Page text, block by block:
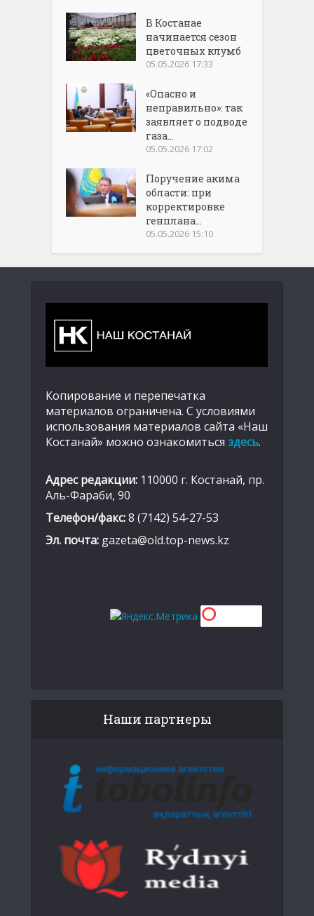
В Костанае
начинается сезон
цветочных клумб
05.05.2026 17:33
«Опасно и
неправильно»: так
заявляет о подводе
газа...
05.05.2026 17:02
Поручение акима
области: при
корректировке
генплана...
05.05.2026 15:10
Копирование и перепечатка
материалов ограничена. С условиями
использования материалов сайта «Наш
Костанай» можно ознакомиться здесь.
Адрес редакции: 110000 г. Костанай, пр.
Аль-Фараби, 90
Телефон/факс:8 (7142) 54-27-53
Эл. почта: gazeta@old.top-news.kz
Наши партнеры